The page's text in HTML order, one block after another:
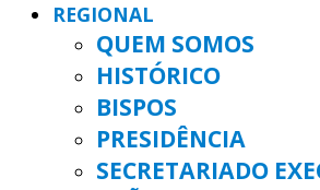
REGIONAL
QUEM SOMOS
HISTÓRICO
BISPOS
PRESIDÊNCIA
SECRETARIADO